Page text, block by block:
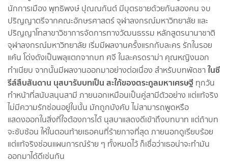
นักการเมือง พุทธิพงษ์ ปุณณกันต์ มีบุตรชายด้วยกันสองคน จบ
ปริญญาตรีจากคณะอักษรศาสตร์ จุฬาลงกรณ์มหาวิทยาลัย และ
ปริญญาโทสาขาวิชาการจัดการทางวัฒนธรรม หลักสูตรนานาชาติ
จุฬาลงกรณ์มหาวิทยาลัย เริ่มมีผลงานครั้งแรกกับละคร รักในรอย
แค้น โด่งดังเป็นพลุแตกจากบท ศจี ในละครดราม่า คุณหญิงนอก
ทำเนียบ จากนั้นมีผลงานออกมาอย่างต่อเนื่อง สำหรับบทพัดชาในซี
รีส์สืบสันดาน นุสบารับบทเป็น สะใภ้ของตระกูลมหาเศรษฐี ทุกวัน
ทำหน้าที่สนับสนุนสามี ภายนอกเหมือนเป็นคู่สามีตัวอย่าง แต่แท้จริง
ไม่มีความรักซ่อนอยู่ในนั้น มักถูกบังคับ ไม่สามารถพูดหรือ
แสดงออกในสิ่งที่ใจต้องการได้ นุสบาแสดงดีเข้าถึงบทบาท แต่ถ้าบท
จะซับซ้อน ให้ในตอนท้ายเธอคนที่ร้ายกาจที่สุด ภายนอกดูเรียบร้อย
แต่แท้จริงซ่อนแผนการณ์ร้าย ๆ ทั้งหมดไว้ ก็เชื่อว่าเธอน่าจะทำมัน
ออกมาได้ดีเช่นกัน